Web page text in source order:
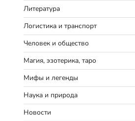
Литература
Логистика и транспорт
Человек и общество
Магия, эзотерика, таро
Мифы и легенды
Наука и природа
Новости